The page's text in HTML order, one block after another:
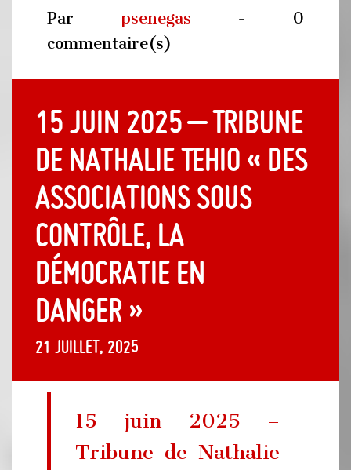
Par psenegas - 0
commentaire(s)
15 juin 2025 – Tribune
de Nathalie Tehio « Des
associations sous
contrôle, la
démocratie en
danger »
21 juillet, 2025
15 juin 2025 –
Tribune de Nathalie